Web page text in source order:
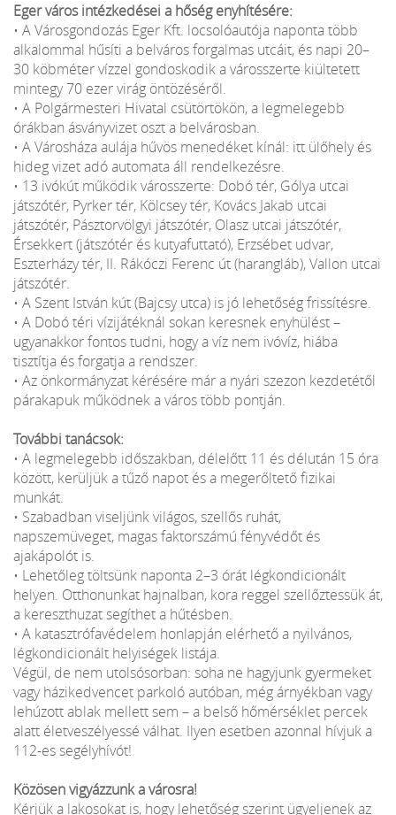
Eger város intézkedései a hőség enyhítésére:
• A Városgondozás Eger Kft. locsolóautója naponta több
alkalommal hűsíti a belváros forgalmas utcáit, és napi 20–
30 köbméter vízzel gondoskodik a városszerte kiültetett
mintegy 70 ezer virág öntözéséről.
• A Polgármesteri Hivatal csütörtökön, a legmelegebb
órákban ásványvizet oszt a belvárosban.
• A Városháza aulája hűvös menedéket kínál: itt ülőhely és
hideg vizet adó automata áll rendelkezésre.
• 13 ivókút működik városszerte: Dobó tér, Gólya utcai
játszótér, Pyrker tér, Kölcsey tér, Kovács Jakab utcai
játszótér, Pásztorvölgyi játszótér, Olasz utcai játszótér,
Érsekkert (játszótér és kutyafuttató), Erzsébet udvar,
Eszterházy tér, II. Rákóczi Ferenc út (harangláb), Vallon utcai
játszótér.
• A Szent István kút (Bajcsy utca) is jó lehetőség frissítésre.
• A Dobó téri vízijátéknál sokan keresnek enyhülést –
ugyanakkor fontos tudni, hogy a víz nem ivóvíz, hiába
tisztítja és forgatja a rendszer.
• Az önkormányzat kérésére már a nyári szezon kezdetétől
párakapuk működnek a város több pontján.
További tanácsok:
• A legmelegebb időszakban, délelőtt 11 és délután 15 óra
között, kerüljük a tűző napot és a megerőltető fizikai
munkát.
• Szabadban viseljünk világos, szellős ruhát,
napszemüveget, magas faktorszámú fényvédőt és
ajakápolót is.
• Lehetőleg töltsünk naponta 2–3 órát légkondicionált
helyen. Otthonunkat hajnalban, kora reggel szellőztessük át,
a kereszthuzat segíthet a hűtésben.
• A katasztrófavédelem honlapján elérhető a nyilvános,
légkondicionált helyiségek listája.
Végül, de nem utolsósorban: soha ne hagyjunk gyermeket
vagy házikedvencet parkoló autóban, még árnyékban vagy
lehúzott ablak mellett sem – a belső hőmérséklet percek
alatt életveszélyessé válhat. Ilyen esetben azonnal hívjuk a
112-es segélyhívót!
Közösen vigyázzunk a városra!
Kérjük a lakosokat is, hogy lehetőség szerint ügyeljenek az